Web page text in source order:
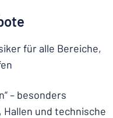
für alle Bereiche,
– besonders
und technische